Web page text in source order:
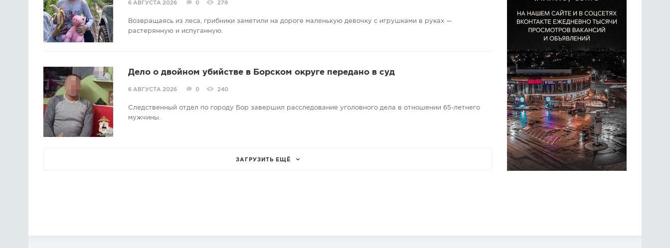
6 АВГУСТА 2026 0 279
Возвращаясь из леса, грибники заметили на дороге маленькую девочку с игрушками в руках —
растерянную и испуганную.
Дело о двойном убийстве в Борском округе передано в суд
6 АВГУСТА 2026 0 240
Следственный отдел по городу Бор завершил расследование уголовного дела в отношении 65-летнего
мужчины.
ЗАГРУЗИТЬ ЕЩЁ